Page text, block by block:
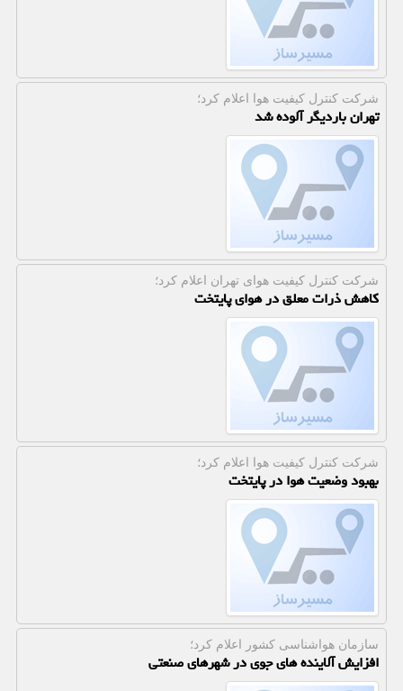
شركت كنترل كیفیت هوا اعلام كرد؛
تهران باردیگر آلوده شد
شركت كنترل كیفیت هوای تهران اعلام كرد؛
کاهش ذرات معلق در هوای پایتخت
شركت كنترل كیفیت هوا اعلام كرد؛
بهبود وضعیت هوا در پایتخت
سازمان هواشناسی كشور اعلام كرد؛
افزایش آلاینده های جوی در شهرهای صنعتی